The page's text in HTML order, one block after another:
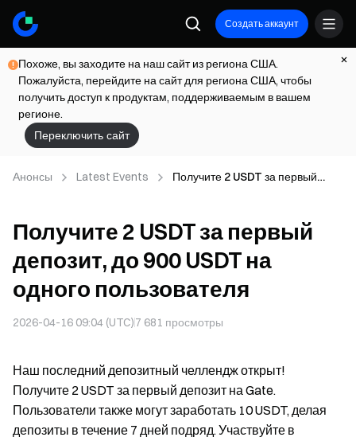
Создать аккаунт
Похоже, вы заходите на наш сайт из региона США.
Пожалуйста, перейдите на сайт для региона США, чтобы
получить доступ к продуктам, поддерживаемым в вашем
регионе.
Переключить сайт
Анонсы Latest Events
Получите 2 USDT за первый
Получите 2 USDT за первый
депозит, до 900 USDT на
одного пользователя
2026-04-16 09:04 (UTC)7 681 просмотры
Наш последний депозитный челлендж открыт!
Получите 2 USDT за первый депозит на Gate.
Пользователи также могут заработать 10 USDT, делая
депозиты в течение 7 дней подряд. Участвуйте в